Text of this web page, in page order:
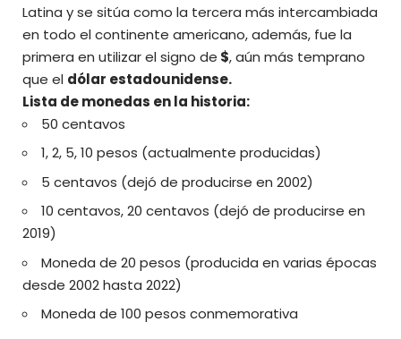
Latina y se sitúa como la tercera más intercambiada
en todo el continente americano, además, fue la
primera en utilizar el signo de $, aún más temprano
que el dólar estadounidense.
Lista de monedas en la historia:
50 centavos
1, 2, 5, 10 pesos (actualmente producidas)
5 centavos (dejó de producirse en 2002)
10 centavos, 20 centavos (dejó de producirse en
2019)
Moneda de 20 pesos (producida en varias épocas
desde 2002 hasta 2022)
Moneda de 100 pesos conmemorativa